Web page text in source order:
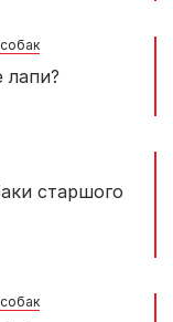
лапи?
старшого